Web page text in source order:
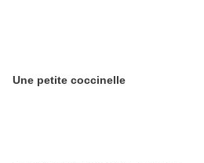
Une petite coccinelle